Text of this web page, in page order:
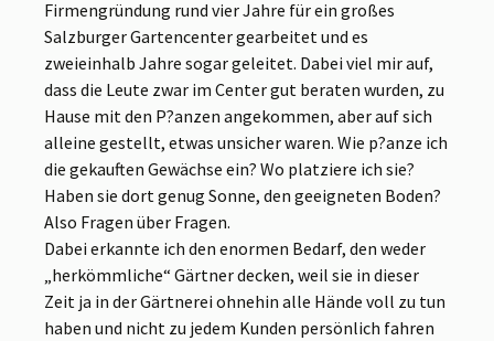
Firmengründung rund vier Jahre für ein großes
Salzburger Gartencenter gearbeitet und es
zweieinhalb Jahre sogar geleitet. Dabei viel mir auf,
dass die Leute zwar im Center gut beraten wurden, zu
Hause mit den P?anzen angekommen, aber auf sich
alleine gestellt, etwas unsicher waren. Wie p?anze ich
die gekauften Gewächse ein? Wo platziere ich sie?
Haben sie dort genug Sonne, den geeigneten Boden?
Also Fragen über Fragen.
Dabei erkannte ich den enormen Bedarf, den weder
„herkömmliche“ Gärtner decken, weil sie in dieser
Zeit ja in der Gärtnerei ohnehin alle Hände voll zu tun
haben und nicht zu jedem Kunden persönlich fahren